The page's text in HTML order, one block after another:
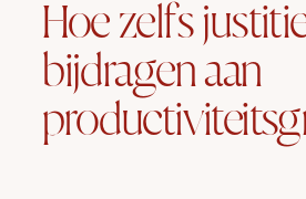
Hoe zelfs
bijdragen aan